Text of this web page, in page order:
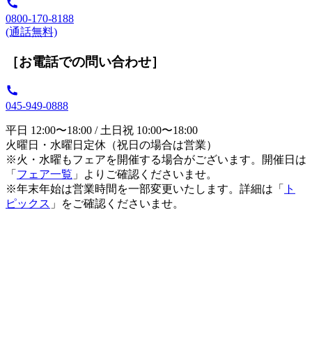
0800-170-8188
(通話無料)
［お電話での問い合わせ］
045-949-0888
平日 12:00〜18:00 / 土日祝 10:00〜18:00
火曜日・水曜日定休（祝日の場合は営業）
※火・水曜もフェアを開催する場合がございます。開催日は
「 フェア一覧 」よりご確認くださいませ。
※年末年始は営業時間を一部変更いたします。詳細は「
ト
ピックス 」をご確認くださいませ。